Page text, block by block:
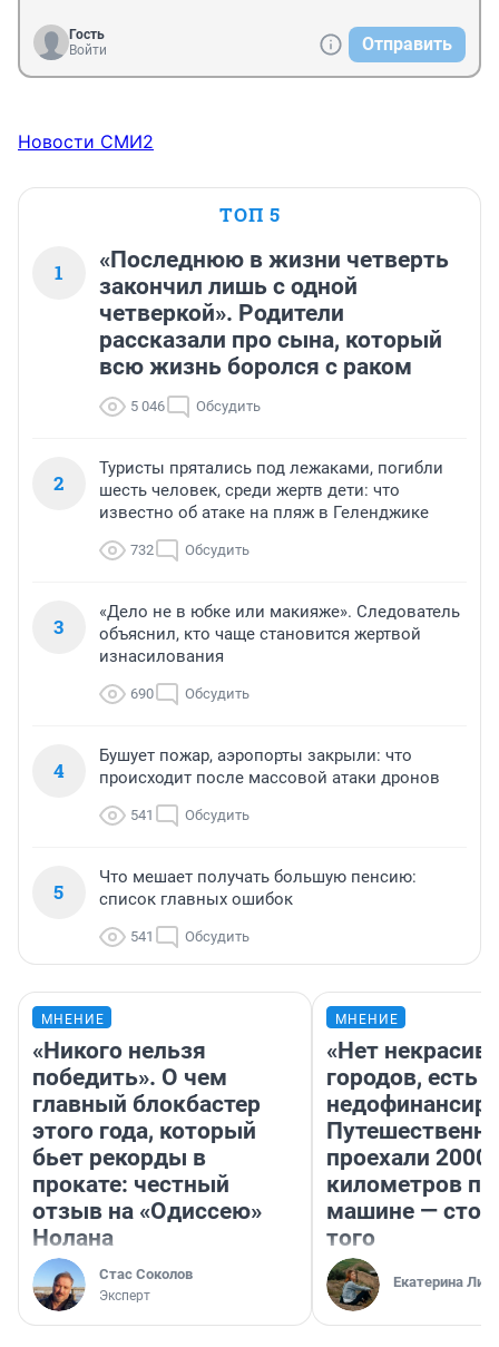
Гость
Войти
Отправить
Новости СМИ2
ТОП 5
1
«Последнюю в жизни четверть
закончил лишь с одной
четверкой». Родители
рассказали про сына, который
всю жизнь боролся с раком
5 046 Обсудить
2
Туристы прятались под лежаками, погибли
шесть человек, среди жертв дети: что
известно об атаке на пляж в Геленджике
732 Обсудить
3
«Дело не в юбке или макияже». Следователь
объяснил, кто чаще становится жертвой
изнасилования
690 Обсудить
4
Бушует пожар, аэропорты закрыли: что
происходит после массовой атаки дронов
541 Обсудить
5
Что мешает получать большую пенсию:
список главных ошибок
541 Обсудить
МНЕНИЕ
«Никого нельзя
победить». О чем
главный блокбастер
этого года, который
бьет рекорды в
прокате: честный
отзыв на «Одиссею»
Нолана
Стас Соколов
Эксперт
МНЕНИЕ
«Нет
городов, есть
проехали 2000
километров по
машине —
того
Екатерина